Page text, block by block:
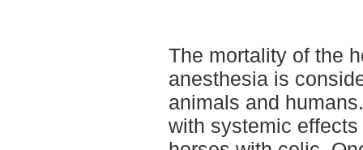
The mortality of the
anesthesia is
animals and
with systemic